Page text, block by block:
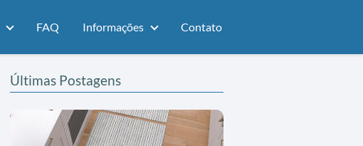
FAQ Informações Contato
Últimas Postagens